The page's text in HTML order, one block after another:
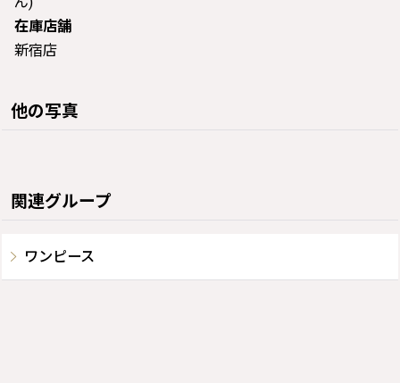
在庫店舗
新宿店
他の写真
関連グループ
ワンピース